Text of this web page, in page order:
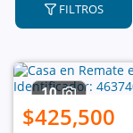
FILTROS
10
$425,500